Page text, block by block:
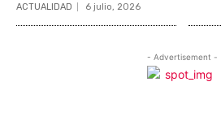
ACTUALIDAD 6 julio, 2026
- Advertisement -